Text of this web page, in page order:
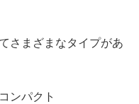
さまざまなタイプがあ
ンパクト